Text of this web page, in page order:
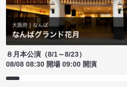
８月本公演（8/1～8/23）
08/08 08:30 開場 09:00 開演